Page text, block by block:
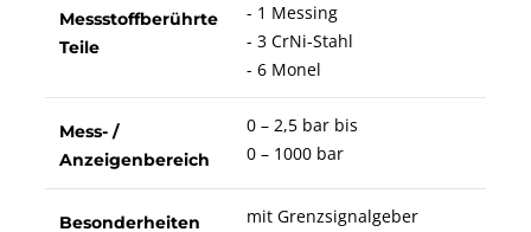
Messstoffberührte
Teile
- 1 Messing
- 3 CrNi-Stahl
- 6 Monel
Mess- /
Anzeigenbereich
0 – 2,5 bar bis
0 – 1000 bar
Besonderheiten mit Grenzsignalgeber